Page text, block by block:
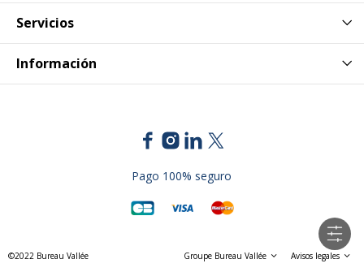
Servicios
Información
Pago 100% seguro
©2022 Bureau Vallée Groupe Bureau Vallée Avisos legales